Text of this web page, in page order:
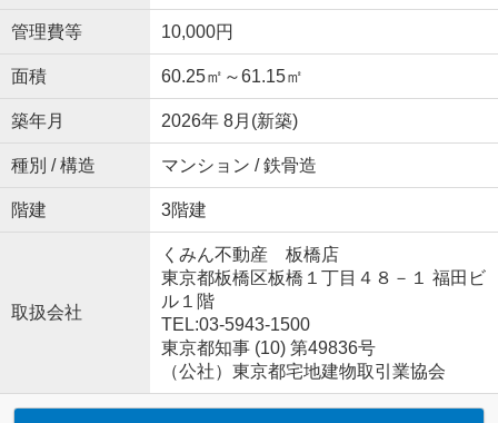
管理費等 10,000円
面積 60.25㎡～61.15㎡
築年月 2026年 8月(新築)
種別 / 構造 マンション / 鉄骨造
階建 3階建
取扱会社
くみん不動産 板橋店
東京都板橋区板橋１丁目４８－１ 福田ビ
ル１階
TEL:03-5943-1500
東京都知事 (10) 第49836号
（公社）東京都宅地建物取引業協会